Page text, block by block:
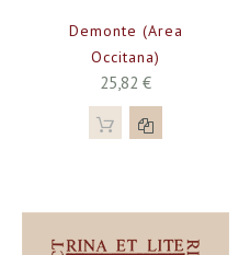
Demonte (Area
Occitana)
25,82 €